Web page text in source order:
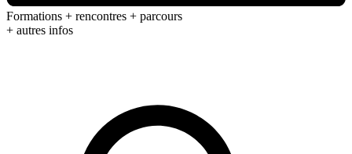
Formations + rencontres + parcours
+ autres infos